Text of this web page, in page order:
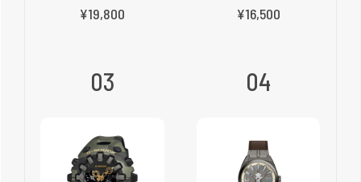
¥19,800 ¥16,500
03 04